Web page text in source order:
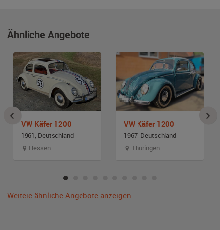
Ähnliche Angebote
VW Käfer 1200
1961, Deutschland
Hessen
VW Käfer 1200
1967, Deutschland
Thüringen
Weitere ähnliche Angebote anzeigen